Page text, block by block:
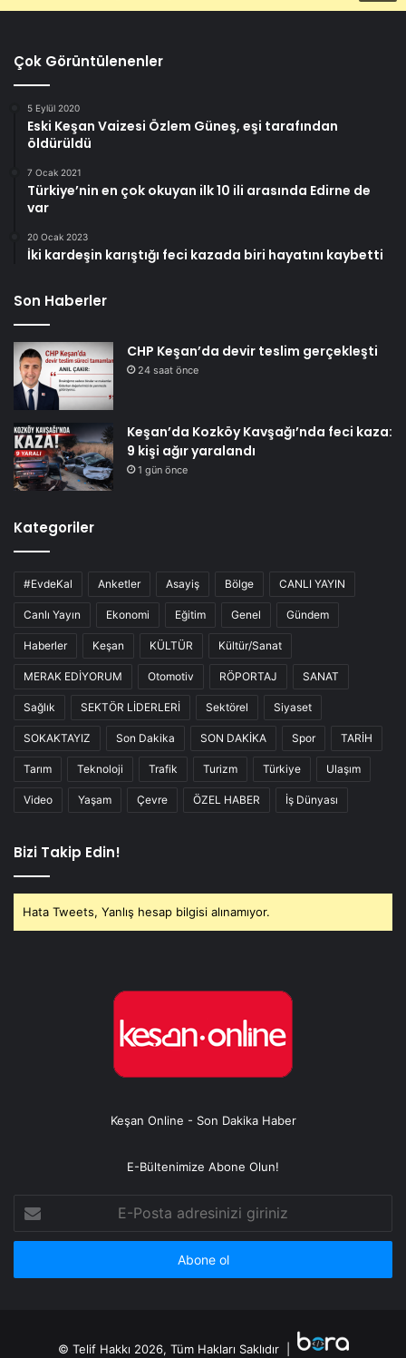
Çok Görüntülenenler
5 Eylül 2020
Eski Keşan Vaizesi Özlem Güneş, eşi tarafından
öldürüldü
7 Ocak 2021
Türkiye’nin en çok okuyan ilk 10 ili arasında Edirne de
var
20 Ocak 2023
İki kardeşin karıştığı feci kazada biri hayatını kaybetti
Son Haberler
CHP Keşan’da devir teslim gerçekleşti
24 saat önce
Keşan’da Kozköy Kavşağı’nda feci kaza:
9 kişi ağır yaralandı
1 gün önce
Kategoriler
#EvdeKal Anketler Asayiş Bölge CANLI YAYIN
Canlı Yayın Ekonomi Eğitim Genel Gündem
Haberler Keşan KÜLTÜR Kültür/Sanat
MERAK EDİYORUM Otomotiv RÖPORTAJ SANAT
Sağlık SEKTÖR LİDERLERİ Sektörel Siyaset
SOKAKTAYIZ Son Dakika SON DAKİKA Spor TARİH
Tarım Teknoloji Trafik Turizm Türkiye Ulaşım
Video Yaşam Çevre ÖZEL HABER İş Dünyası
Bizi Takip Edin!
Hata Tweets, Yanlış hesap bilgisi alınamıyor.
Keşan Online - Son Dakika Haber
E-Bültenimize Abone Olun!
Posta
adresinizi
© Telif Hakkı 2026, Tüm Hakları Saklıdır |